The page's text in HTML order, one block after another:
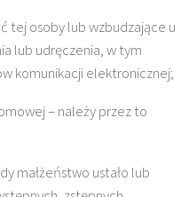
tej osoby lub wzbudzające u
lub udręczenia, w tym
komunikacji elektronicznej;
– należy przez to
małżeństwo ustało lub